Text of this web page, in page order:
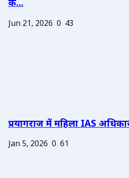
के...
Jun 21, 2026 0 43
प्रयागराज में महिला IAS
Jan 5, 2026 0 61